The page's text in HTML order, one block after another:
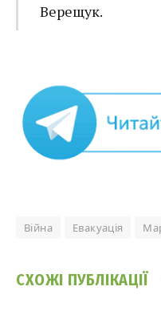
Верещук.
Війна Евакуація
СХОЖІ ПУБЛІКАЦІЇ